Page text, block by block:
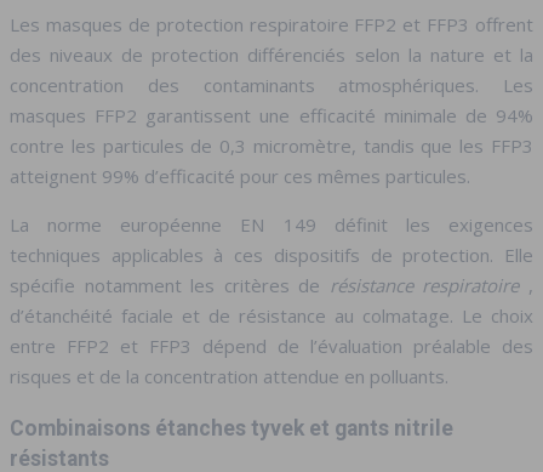
Les masques de protection respiratoire FFP2 et FFP3 offrent
des niveaux de protection différenciés selon la nature et la
concentration des contaminants atmosphériques. Les
masques FFP2 garantissent une efficacité minimale de 94%
contre les particules de 0,3 micromètre, tandis que les FFP3
atteignent 99% d’efficacité pour ces mêmes particules.
La norme européenne EN 149 définit les exigences
techniques applicables à ces dispositifs de protection. Elle
spécifie notamment les critères de résistance respiratoire ,
d’étanchéité faciale et de résistance au colmatage. Le choix
entre FFP2 et FFP3 dépend de l’évaluation préalable des
risques et de la concentration attendue en polluants.
Combinaisons étanches tyvek et gants nitrile
résistants